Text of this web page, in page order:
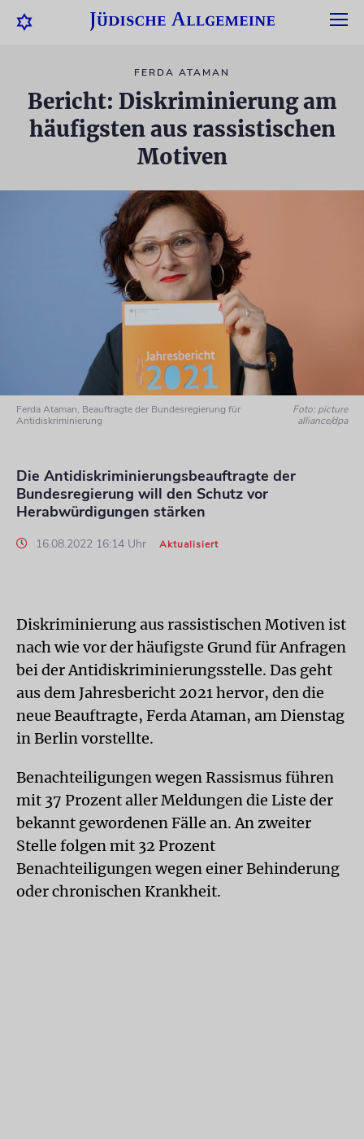
FERDA ATAMAN
Bericht: Diskriminierung am
häufigsten aus rassistischen
Motiven
Ferda Ataman, Beauftragte der Bundesregierung für
Antidiskriminierung
Foto: picture
alliance/dpa
Die Antidiskriminierungsbeauftragte der
Bundesregierung will den Schutz vor
Herabwürdigungen stärken
16.08.2022 16:14 Uhr Aktualisiert
Diskriminierung aus rassistischen Motiven ist
nach wie vor der häufigste Grund für Anfragen
bei der Antidiskriminierungsstelle. Das geht
aus dem Jahresbericht 2021 hervor, den die
neue Beauftragte, Ferda Ataman, am Dienstag
in Berlin vorstellte.
Benachteiligungen wegen Rassismus führen
mit 37 Prozent aller Meldungen die Liste der
bekannt gewordenen Fälle an. An zweiter
Stelle folgen mit 32 Prozent
Benachteiligungen wegen einer Behinderung
oder chronischen Krankheit.